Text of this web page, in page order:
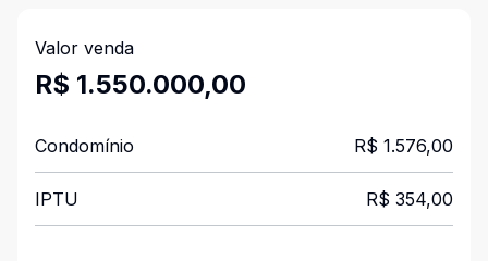
Valor venda
R$ 1.550.000,00
Condomínio R$ 1.576,00
IPTU R$ 354,00